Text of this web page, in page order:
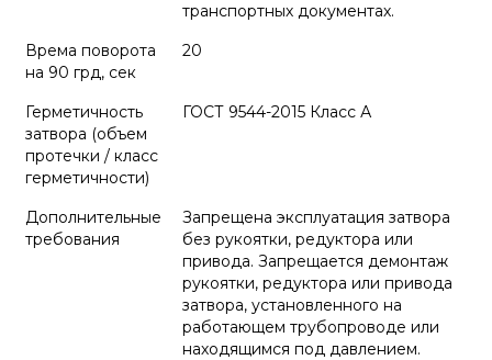
транспортных документах.
Врема поворота
на 90 грд, сек
20
Герметичность
затвора (объем
протечки / класс
герметичности)
ГОСТ 9544-2015 Класс А
Дополнительные
требования
Запрещена эксплуатация затвора
без рукоятки, редуктора или
привода. Запрещается демонтаж
рукоятки, редуктора или привода
затвора, установленного на
работающем трубопроводе или
находящимся под давлением.